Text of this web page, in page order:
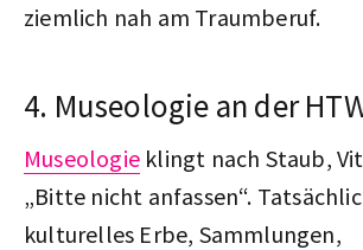
ziemlich nah am Traumberuf.
4. Museologie an der
Museologie klingt nach Staub,
„Bitte nicht anfassen“.
kulturelles Erbe, Sammlungen,